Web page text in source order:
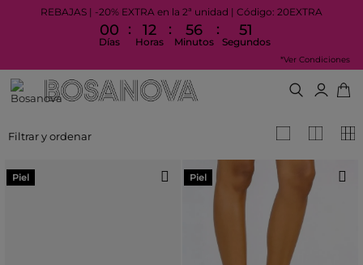
REBAJAS | -20% EXTRA en la 2ª unidad | Código: 20EXTRA
00
Días
: 12
Horas
: 56
Minutos
: 51
Segundos
*Ver Condiciones
Filtrar y ordenar
Piel Piel